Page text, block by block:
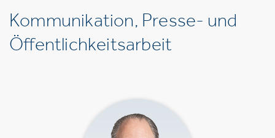
Kommunikation, Presse- und
Öffentlichkeitsarbeit